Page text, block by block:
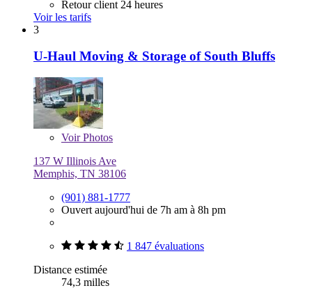
Retour client 24 heures
Voir les tarifs
3
U-Haul Moving & Storage of South Bluffs
VoirPhotos
137 W Illinois Ave
Memphis, TN 38106
(901) 881-1777
Ouvert aujourd'hui de 7h am à 8h pm
1 847 évaluations
Distance estimée
74,3 milles